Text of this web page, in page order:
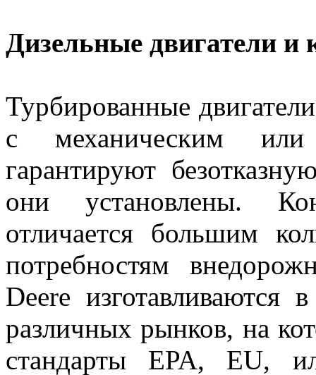
Дизельные двигатели и
Турбированные
с механическим или
гарантируют
они установлены.
отличается большим
потребностям
Deere изготавливаются
различных рынков, на
стандарты EPA, EU,